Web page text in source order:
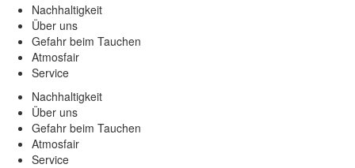
Nachhaltigkeit
Über uns
Gefahr beim Tauchen
Atmosfair
Service
Nachhaltigkeit
Über uns
Gefahr beim Tauchen
Atmosfair
Service